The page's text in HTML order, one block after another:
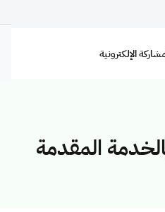
الإلكترونية
المقدمة